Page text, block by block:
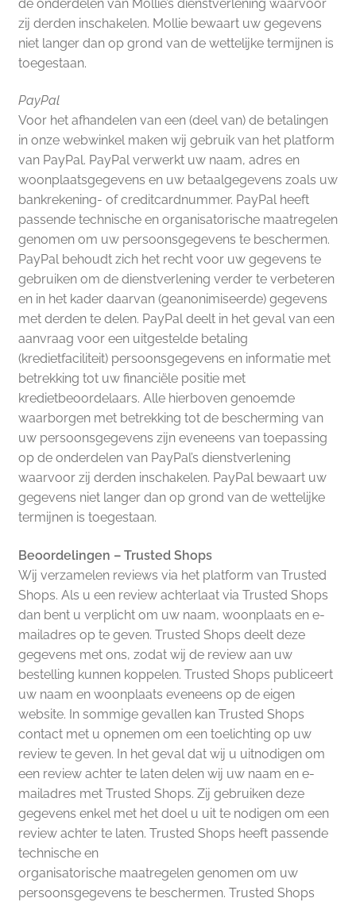
de onderdelen van Mollie’s dienstverlening waarvoor
zij derden inschakelen. Mollie bewaart uw gegevens
niet langer dan op grond van de wettelijke termijnen is
toegestaan.
PayPal
Voor het afhandelen van een (deel van) de betalingen
in onze webwinkel maken wij gebruik van het platform
van PayPal. PayPal verwerkt uw naam, adres en
woonplaatsgegevens en uw betaalgegevens zoals uw
bankrekening- of creditcardnummer. PayPal heeft
passende technische en organisatorische maatregelen
genomen om uw persoonsgegevens te beschermen.
PayPal behoudt zich het recht voor uw gegevens te
gebruiken om de dienstverlening verder te verbeteren
en in het kader daarvan (geanonimiseerde) gegevens
met derden te delen. PayPal deelt in het geval van een
aanvraag voor een uitgestelde betaling
(kredietfaciliteit) persoonsgegevens en informatie met
betrekking tot uw financiële positie met
kredietbeoordelaars. Alle hierboven genoemde
waarborgen met betrekking tot de bescherming van
uw persoonsgegevens zijn eveneens van toepassing
op de onderdelen van PayPal’s dienstverlening
waarvoor zij derden inschakelen. PayPal bewaart uw
gegevens niet langer dan op grond van de wettelijke
termijnen is toegestaan.
Beoordelingen – Trusted Shops
Wij verzamelen reviews via het platform van Trusted
Shops. Als u een review achterlaat via Trusted Shops
dan bent u verplicht om uw naam, woonplaats en e-
mailadres op te geven. Trusted Shops deelt deze
gegevens met ons, zodat wij de review aan uw
bestelling kunnen koppelen. Trusted Shops publiceert
uw naam en woonplaats eveneens op de eigen
website. In sommige gevallen kan Trusted Shops
contact met u opnemen om een toelichting op uw
review te geven. In het geval dat wij u uitnodigen om
een review achter te laten delen wij uw naam en e-
mailadres met Trusted Shops. Zij gebruiken deze
gegevens enkel met het doel u uit te nodigen om een
review achter te laten. Trusted Shops heeft passende
technische en
organisatorische maatregelen genomen om uw
persoonsgegevens te beschermen. Trusted Shops